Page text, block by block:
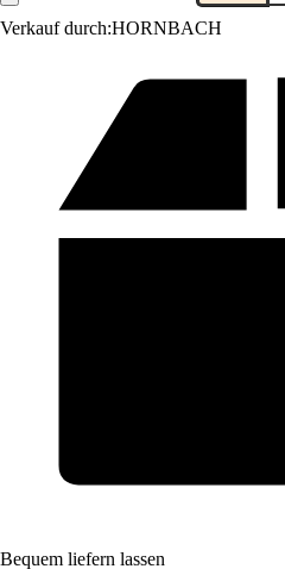
Verkauf durch:HORNBACH
Bequem liefern lassen